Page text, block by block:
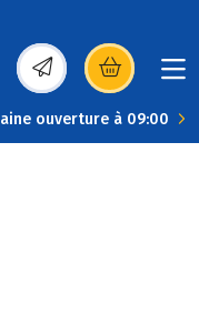
(s’ouvre dans une
ouverture à 09:00